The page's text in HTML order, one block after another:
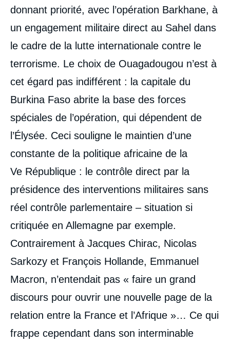
donnant priorité, avec l’opération Barkhane, à
un engagement militaire direct au Sahel dans
le cadre de la lutte internationale contre le
terrorisme. Le choix de Ouagadougou n’est à
cet égard pas indifférent : la capitale du
Burkina Faso abrite la base des forces
spéciales de l’opération, qui dépendent de
l’Élysée. Ceci souligne le maintien d’une
constante de la politique africaine de la
Ve République : le contrôle direct par la
présidence des interventions militaires sans
réel contrôle parlementaire – situation si
critiquée en Allemagne par exemple.
Contrairement à Jacques Chirac, Nicolas
Sarkozy et François Hollande, Emmanuel
Macron, n’entendait pas « faire un grand
discours pour ouvrir une nouvelle page de la
relation entre la France et l’Afrique »… Ce qui
frappe cependant dans son interminable